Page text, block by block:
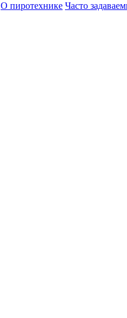
О пиротехнике Часто